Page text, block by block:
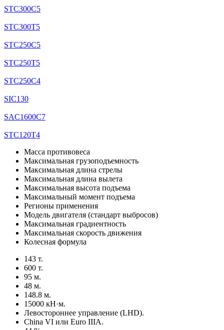
STC300C5
STC300T5
STC250C5
STC250T5
STC250C4
SIC130
SAC1600C7
STC120T4
Масса противовеса
Максимальная грузоподъемность
Максимальная длина стрелы
Максимальная длина вылета
Максимальная высота подъема
Максимальный момент подъема
Регионы применения
Модель двигателя (стандарт выбросов)
Максимальная градиентность
Максимальная скорость движения
Колесная формула
143 т.
600 т.
95 м.
48 м.
148.8 м.
15000 кН·м.
Левостороннее управление (LHD).
China VI или Euro IIIA.